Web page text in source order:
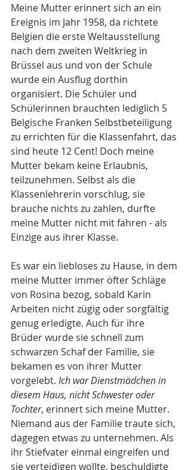
Meine Mutter erinnert sich an ein
Ereignis im Jahr 1958, da richtete
Belgien die erste Weltausstellung
nach dem zweiten Weltkrieg in
Brüssel aus und von der Schule
wurde ein Ausflug dorthin
organisiert. Die Schüler und
Schülerinnen brauchten lediglich 5
Belgische Franken Selbstbeteiligung
zu errichten für die Klassenfahrt, das
sind heute 12 Cent! Doch meine
Mutter bekam keine Erlaubnis,
teilzunehmen. Selbst als die
Klassenlehrerin vorschlug, sie
brauche nichts zu zahlen, durfte
meine Mutter nicht mit fahren - als
Einzige aus ihrer Klasse.
Es war ein liebloses zu Hause, in dem
meine Mutter immer öfter Schläge
von Rosina bezog, sobald Karin
Arbeiten nicht zügig oder sorgfältig
genug erledigte. Auch für ihre
Brüder wurde sie schnell zum
schwarzen Schaf der Familie, sie
bekamen es von ihrer Mutter
vorgelebt. Ich warDienstmädchen in
diesem Haus, nicht Schwester oder
Tochter, erinnert sich meine Mutter.
Niemand aus der Familie traute sich,
dagegen etwas zu unternehmen. Als
ihr Stiefvater einmal eingreifen und
sie verteidigen wollte, beschuldigte